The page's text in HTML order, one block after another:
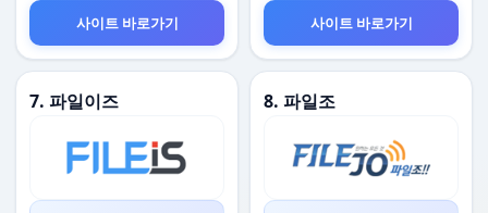
사이트 바로가기
사이트 바로가기
7. 파일이즈 8. 파일조